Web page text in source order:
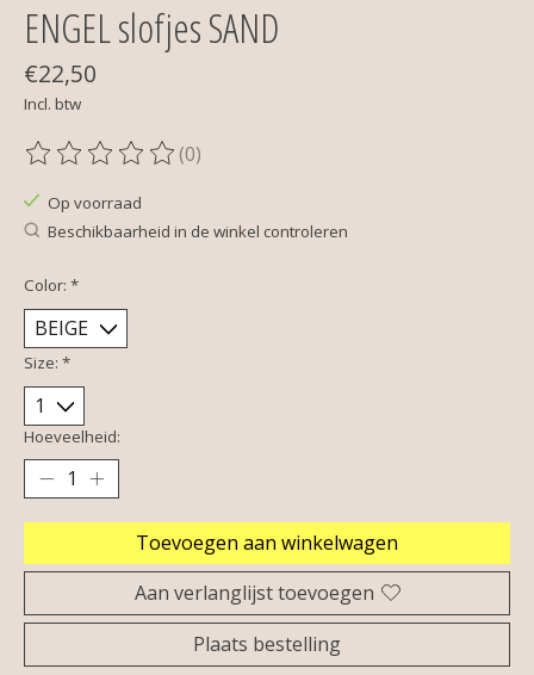
ENGEL slofjes SAND
€22,50
Incl. btw
De beoordeling van dit product is
(0)
Op voorraad
Beschikbaarheid in de winkel controleren
Color: *
Size: *
Hoeveelheid:
Toevoegen aan winkelwagen
Aan verlanglijst toevoegen
Plaats bestelling